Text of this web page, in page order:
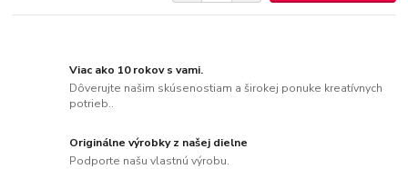
Viac ako 10 rokov s vami.
Dôverujte našim skúsenostiam a širokej ponuke kreatívnych
potrieb..
Originálne výrobky z našej dielne
Podporte našu vlastnú výrobu.